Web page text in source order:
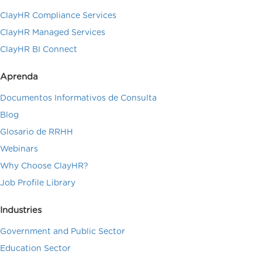
ClayHR Compliance Services
ClayHR Managed Services
ClayHR BI Connect
Aprenda
Documentos Informativos de Consulta
Blog
Glosario de RRHH
Webinars
Why Choose ClayHR?
Job Profile Library
Industries
Government and Public Sector
Education Sector